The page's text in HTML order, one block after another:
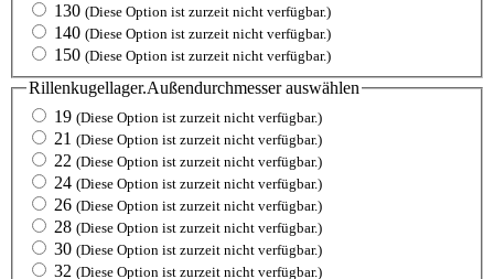
130 (Diese Option ist zurzeit nicht verfügbar.)
140 (Diese Option ist zurzeit nicht verfügbar.)
150 (Diese Option ist zurzeit nicht verfügbar.)
Rillenkugellager.Außendurchmesserauswählen
19 (Diese Option ist zurzeit nicht verfügbar.)
21 (Diese Option ist zurzeit nicht verfügbar.)
22 (Diese Option ist zurzeit nicht verfügbar.)
24 (Diese Option ist zurzeit nicht verfügbar.)
26 (Diese Option ist zurzeit nicht verfügbar.)
28 (Diese Option ist zurzeit nicht verfügbar.)
30 (Diese Option ist zurzeit nicht verfügbar.)
32 (Diese Option ist zurzeit nicht verfügbar.)